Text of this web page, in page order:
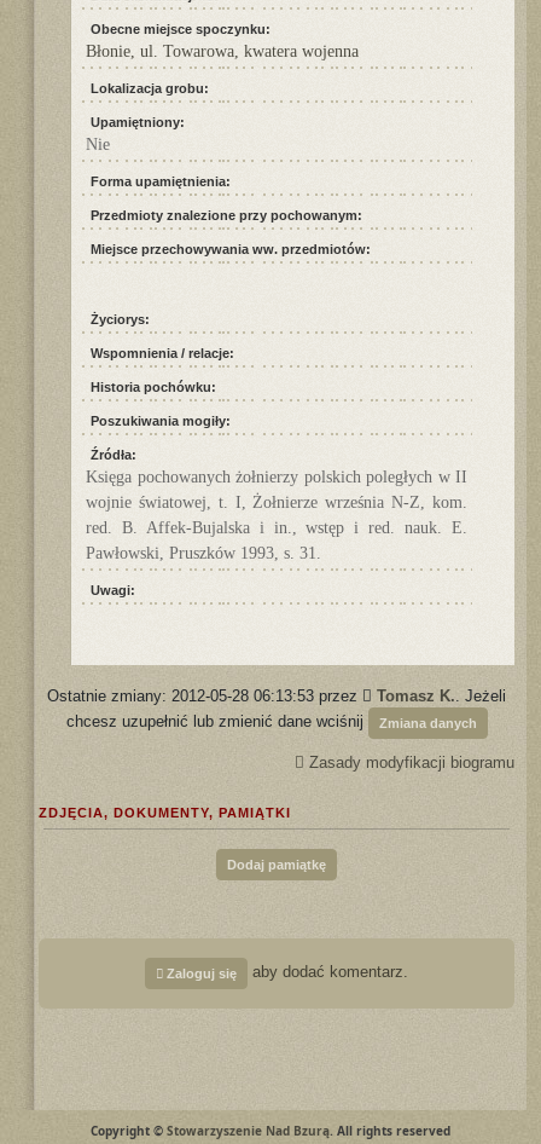
Obecne miejsce spoczynku:
Błonie, ul. Towarowa, kwatera wojenna
Lokalizacja grobu:
Upamiętniony:
Nie
Forma upamiętnienia:
Przedmioty znalezione przy pochowanym:
Miejsce przechowywania ww. przedmiotów:
Życiorys:
Wspomnienia / relacje:
Historia pochówku:
Poszukiwania mogiły:
Źródła:
Księga pochowanych żołnierzy polskich poległych w II
wojnie światowej, t. I, Żołnierze września N-Z, kom.
red. B. Affek-Bujalska i in., wstęp i red. nauk. E.
Pawłowski, Pruszków 1993, s. 31.
Uwagi:
Ostatnie zmiany: 2012-05-28 06:13:53 przez Tomasz K.. Jeżeli
chcesz uzupełnić lub zmienić dane wciśnij
Zmiana danych
Zasady modyfikacji biogramu
ZDJĘCIA, DOKUMENTY, PAMIĄTKI
Dodaj pamiątkę
Zaloguj się aby dodać komentarz.
Copyright © Stowarzyszenie Nad Bzurą. All rights reserved